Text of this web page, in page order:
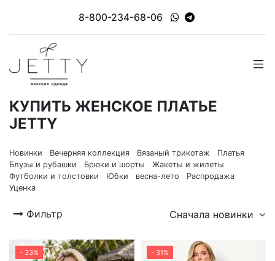
8-800-234-68-06
КУПИТЬ ЖЕНСКОЕ ПЛАТЬЕ
JETTY
Новинки Вечерняя коллекция Вязаный трикотаж
Платья
Блузы и рубашки
Брюки и шорты
Жакеты и жилеты
Футболки и толстовки
Юбки весна-лето
Распродажа
Уценка
Фильтр Сначала новинки
- 33% - 31%